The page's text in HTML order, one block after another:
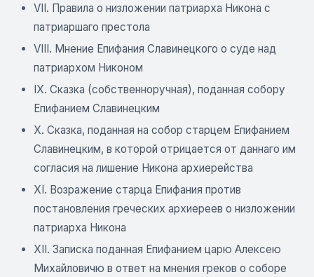
VII. Правила о низложении патриарха Никона с
патриаршаго престола
VIII. Мнение Епифания Славинецкого о суде над
патриархом Никоном
IX. Сказка (собственноручная), поданная собору
Епифанием Славинецким
X. Сказка, поданная на собор старцем Епифанием
Славинецким, в которой отрицается от даннаго им
согласия на лишение Никона архиерейства
XI. Возражение старца Епифания против
постановления греческих архиереев о низложении
патриарха Никона
XII. Записка поданная Епифанием царю Алексею
Михайловичю в ответ на мнения греков о соборе